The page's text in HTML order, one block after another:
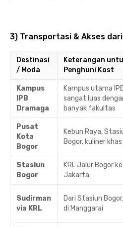
3) Transportasi & Akses
Destinasi
/ Moda
Keterangan
Penghuni Kost
Kampus
IPB
Dramaga
Kampus utama
sangat luas
banyak fakultas
Pusat
Kota
Bogor
Kebun Raya,
Bogor, kuliner khas
Stasiun
Bogor
KRL Jalur Bogor ke
Jakarta
Sudirman
via KRL
Dari Stasiun
di Manggarai